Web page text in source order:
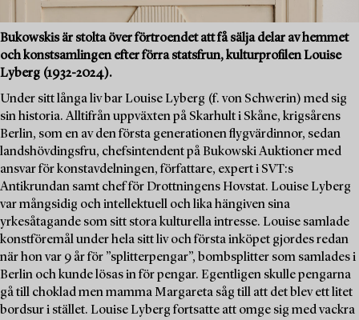
Bukowskis är stolta över förtroendet att få sälja delar av hemmet
och konstsamlingen efter förra statsfrun, kulturprofilen Louise
Lyberg (1932-2024).
Under sitt långa liv bar Louise Lyberg (f. von Schwerin) med sig
sin historia. Alltifrån uppväxten på Skarhult i Skåne, krigsårens
Berlin, som en av den första generationen flygvärdinnor, sedan
landshövdingsfru, chefsintendent på Bukowski Auktioner med
ansvar för konstavdelningen, författare, expert i SVT:s
Antikrundan samt chef för Drottningens Hovstat. Louise Lyberg
var mångsidig och intellektuell och lika hängiven sina
yrkesåtagande som sitt stora kulturella intresse. Louise samlade
konstföremål under hela sitt liv och första inköpet gjordes redan
när hon var 9 år för ”splitterpengar”, bombsplitter som samlades i
Berlin och kunde lösas in för pengar. Egentligen skulle pengarna
gå till choklad men mamma Margareta såg till att det blev ett litet
bordsur i stället. Louise Lyberg fortsatte att omge sig med vackra